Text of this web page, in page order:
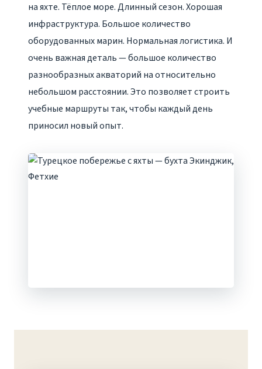
на яхте. Тёплое море. Длинный сезон. Хорошая
инфраструктура. Большое количество
оборудованных марин. Нормальная логистика. И
очень важная деталь — большое количество
разнообразных акваторий на относительно
небольшом расстоянии. Это позволяет строить
учебные маршруты так, чтобы каждый день
приносил новый опыт.